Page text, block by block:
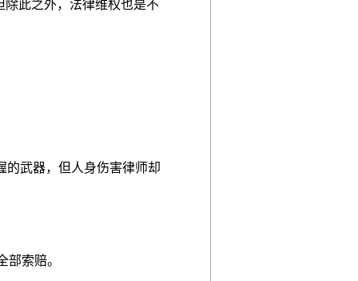
此之外，法律维权也是不
武器，但人身伤害律师却
索赔。